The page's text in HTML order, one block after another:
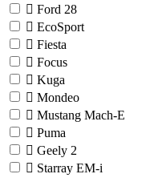
Ford 28
EcoSport
Fiesta
Focus
Kuga
Mondeo
Mustang Mach-E
Puma
Geely 2
Starray EM-i